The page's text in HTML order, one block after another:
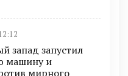
запад запустил
машину и
мирного